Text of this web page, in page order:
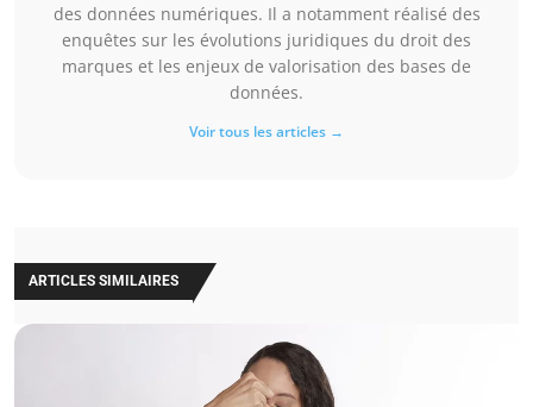
des données numériques. Il a notamment réalisé des
enquêtes sur les évolutions juridiques du droit des
marques et les enjeux de valorisation des bases de
données.
Voir tous les articles →
ARTICLES SIMILAIRES